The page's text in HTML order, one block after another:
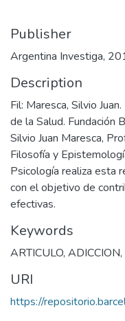
Publisher
Argentina Investiga,
Description
Fil: Maresca, Silvio
de la Salud. Fundación
Silvio Juan Maresca,
Filosofía y
Psicología realiza esta
con el objetivo de
efectivas.
Keywords
ARTICULO, ADICCION,
URI
https://